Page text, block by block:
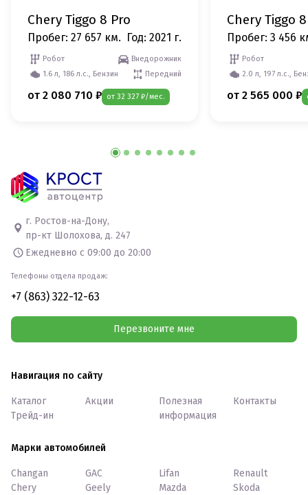
Chery Tiggo 8 Pro
Пробег: 27 657 км. Год: 2021 г.
Робот
Внедорожник
1.6 л, 186 л.с., Бензин
Передний
от 2 080 710 ₽ от 32 327 ₽/мес.
Chery Tiggo
Пробег: 3 456
Робот
2.0 л, 197 л.с.,
от 2 565 000 ₽
г. Ростов-на-Дону,
пр-кт Шолохова, д. 247
Ежедневно с 09:00 до 20:00
Телефоны отдела продаж:
+7 (863) 322-12-63
Перезвоните мне
Навигация по сайту
Каталог
Трейд-ин
Акции
Полезная
информация
Контакты
Марки автомобилей
Changan
Chery
GAC
Geely
Lifan
Mazda
Renault
Skoda